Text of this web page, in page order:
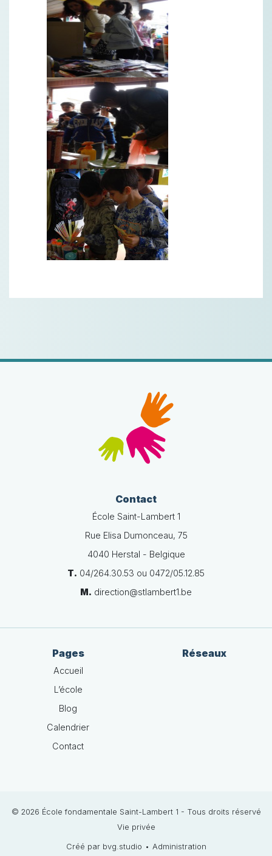
Contact
École Saint-Lambert 1
Rue Elisa Dumonceau, 75
4040 Herstal - Belgique
T. 04/264.30.53 ou 0472/05.12.85
M. direction@stlambert1.be
Pages
Accueil
L’école
Blog
Calendrier
Contact
Réseaux
© 2026 École fondamentale Saint-Lambert 1 - Tous droits réservé
Vie privée
Créé par bvg.studio • Administration